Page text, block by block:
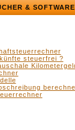
& SOFTWARE
steuerfrei ?